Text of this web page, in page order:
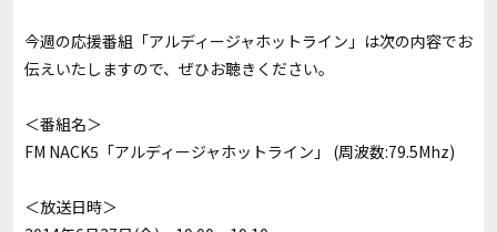
今週の応援番組「アルディージャホットライン」は次の内容でお
伝えいたしますので、ぜひお聴きください。
＜番組名＞
FM NACK5「アルディージャホットライン」 (周波数:79.5Mhz)
＜放送日時＞